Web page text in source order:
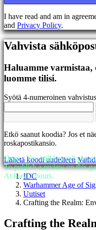
EL
EN
ES
FI
FR
HR
JA
KO
NL
PL
SR
SV
TR
UK
VI
I have read and am in
and Privacy Policy.
Vahvista
Haluamme varmistaa,
luomme tilisi.
Syötä 4-numeroinen
Etkö saanut koodia? Jos et
roskapostikansio.
Lähetä koodi uudelleen
IDC
Warhammer Age of
Uutiset
Crafting the Realm:
Crafting the
Oops...You still haven't
To publish a review on this
At least 2 hours.